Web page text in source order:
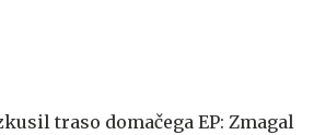
traso domačega EP: Zmagal